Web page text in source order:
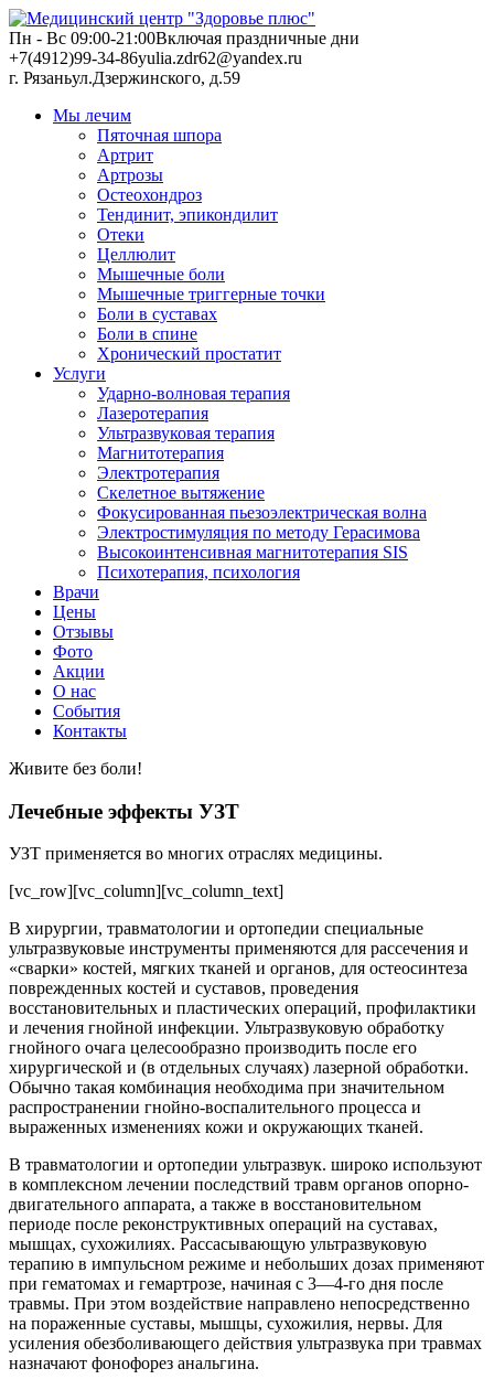
Пн - Вс 09:00-21:00Включая праздничные дни
+7(4912)99-34-86yulia.zdr62@yandex.ru
г. Рязаньул.Дзержинского, д.59
Мы лечим
Пяточная шпора
Артрит
Артрозы
Остеохондроз
Тендинит, эпикондилит
Отеки
Целлюлит
Мышечные боли
Мышечные триггерные точки
Боли в суставах
Боли в спине
Хронический простатит
Услуги
Ударно-волновая терапия
Лазеротерапия
Ультразвуковая терапия
Магнитотерапия
Электротерапия
Скелетное вытяжение
Фокусированная пьезоэлектрическая волна
Электростимуляция по методу Герасимова
Высокоинтенсивная магнитотерапия SIS
Психотерапия, психология
Врачи
Цены
Отзывы
Фото
Акции
О нас
События
Контакты
Живите без боли!
Лечебные эффекты УЗТ
УЗТ применяется во многих отраслях медицины.
[vc_row][vc_column][vc_column_text]
В хирургии, травматологии и ортопедии специальные
ультразвуковые инструменты применяются для рассечения и
«сварки» костей, мягких тканей и органов, для остеосинтеза
поврежденных костей и суставов, проведения
восстановительных и пластических операций, профилактики
и лечения гнойной инфекции. Ультразвуковую обработку
гнойного очага целесообразно производить после его
хирургической и (в отдельных случаях) лазерной обработки.
Обычно такая комбинация необходима при значительном
распространении гнойно-воспалительного процесса и
выраженных изменениях кожи и окружающих тканей.
В травматологии и ортопедии ультразвук. широко используют
в комплексном лечении последствий травм органов опорно-
двигательного аппарата, а также в восстановительном
периоде после реконструктивных операций на суставах,
мышцах, сухожилиях. Рассасывающую ультразвуковую
терапию в импульсном режиме и небольших дозах применяют
при гематомах и гемартрозе, начиная с 3—4-го дня после
травмы. При этом воздействие направлено непосредственно
на пораженные суставы, мышцы, сухожилия, нервы. Для
усиления обезболивающего действия ультразвука при травмах
назначают фонофорез анальгина.